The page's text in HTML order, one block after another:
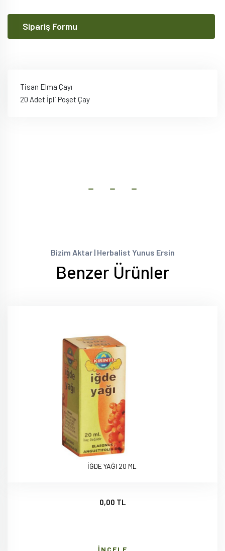
Sipariş Formu
Tisan Elma Çayı
20 Adet İpli Poşet Çay
Bizim Aktar | Herbalist Yunus Ersin
Benzer Ürünler
İĞDE YAĞI 20 ML
0,00 TL
İNCELE